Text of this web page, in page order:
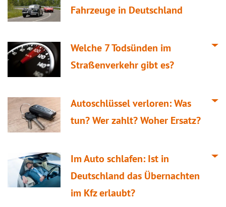
Fahrzeuge in Deutschland
Welche 7 Todsünden im
Straßenverkehr gibt es?
Autoschlüssel verloren: Was
tun? Wer zahlt? Woher Ersatz?
Im Auto schlafen: Ist in
Deutschland das Übernachten
im Kfz erlaubt?